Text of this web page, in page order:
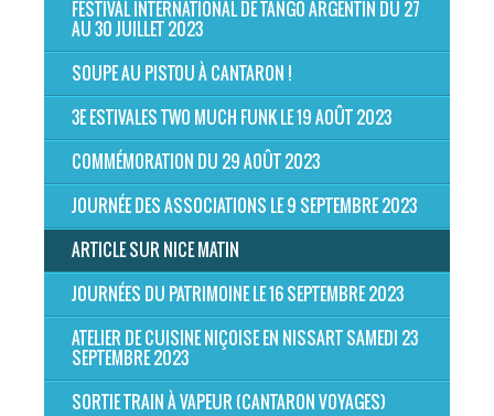
FESTIVAL INTERNATIONAL DE TANGO ARGENTIN DU 27
AU 30 JUILLET 2023
SOUPE AU PISTOU À CANTARON !
3E ESTIVALES TWO MUCH FUNK LE 19 AOÛT 2023
COMMÉMORATION DU 29 AOÛT 2023
JOURNÉE DES ASSOCIATIONS LE 9 SEPTEMBRE 2023
ARTICLE SUR NICE MATIN
JOURNÉES DU PATRIMOINE LE 16 SEPTEMBRE 2023
ATELIER DE CUISINE NIÇOISE EN NISSART SAMEDI 23
SEPTEMBRE 2023
SORTIE TRAIN À VAPEUR (CANTARON VOYAGES)